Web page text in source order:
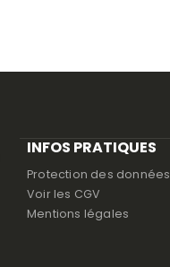
INFOS PRATIQUES
Protection des données
Voir les CGV
Mentions légales